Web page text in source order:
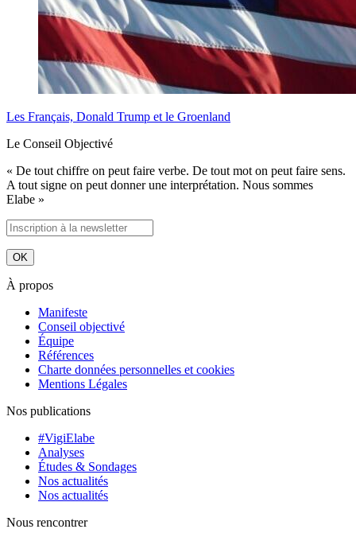
Les Français, Donald Trump et le Groenland
Le Conseil Objectivé
« De tout chiffre on peut faire verbe. De tout mot on peut faire sens.
A tout signe on peut donner une interprétation. Nous sommes
Elabe »
À propos
Manifeste
Conseil objectivé
Équipe
Références
Charte données personnelles et cookies
Mentions Légales
Nos publications
#VigiElabe
Analyses
Études & Sondages
Nos actualités
Nos actualités
Nous rencontrer